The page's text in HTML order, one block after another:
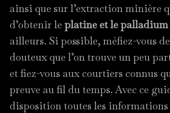
ainsi que sur l’extraction minière
d’obtenir le platine et le palladium
ailleurs. Si possible, méfiez-vous
douteux que l’on trouve un peu
et fiez-vous aux courtiers connus
preuve au fil du temps. Avec ce
disposition toutes les informations